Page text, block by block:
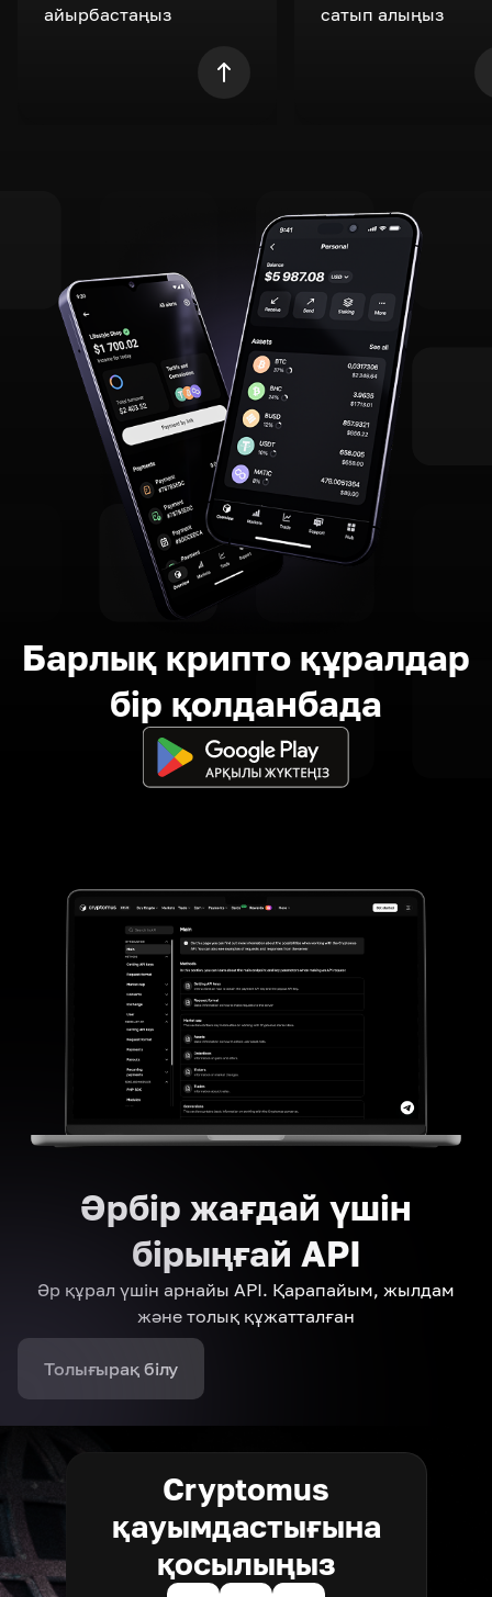
айырбастаңыз
сатып алыңыз
Барлық крипто құралдар
бір қолданбада
Әрбір жағдай үшін
бірыңғай API
Әр құрал үшін арнайы API. Қарапайым, жылдам
және толық құжатталған
Толығырақ білу
Cryptomus
қауымдастығына
қосылыңыз